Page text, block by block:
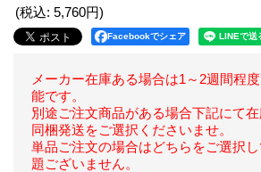
(税込: 5,760円)
Facebookでシェア
メーカー在庫ある場合は1～2週間程
能です。
別途ご注文商品がある場合下記にて
同梱発送をご選択くださいませ。
単品ご注文の場合はどちらをご選択
題ございません。